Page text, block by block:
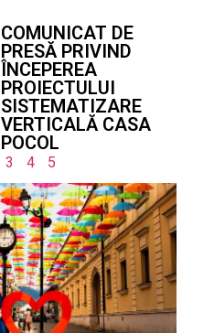
COMUNICAT DE
PRESĂ PRIVIND
ÎNCEPEREA
PROIECTULUI
SISTEMATIZARE
VERTICALĂ CASA
POCOL
3 4 5